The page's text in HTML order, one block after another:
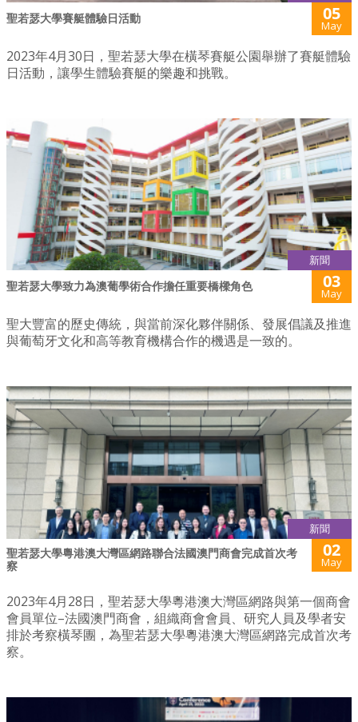
聖若瑟大學賽艇體驗日活動 05
May
2023年4月30日，聖若瑟大學在橫琴賽艇公園舉辦了賽艇體驗
日活動，讓學生體驗賽艇的樂趣和挑戰。
新聞
聖若瑟大學致力為澳葡學術合作擔任重要橋樑角色 03
May
聖大豐富的歷史傳統，與當前深化夥伴關係、發展倡議及推進
與葡萄牙文化和高等教育機構合作的機遇是一致的。
新聞
聖若瑟大學粵港澳大灣區網路聯合法國澳門商會完成首次考
察
02
May
2023年4月28日，聖若瑟大學粵港澳大灣區網路與第一個商會
會員單位–法國澳門商會，組織商會會員、研究人員及學者安
排於考察橫琴團，為聖若瑟大學粵港澳大灣區網路完成首次考
察。